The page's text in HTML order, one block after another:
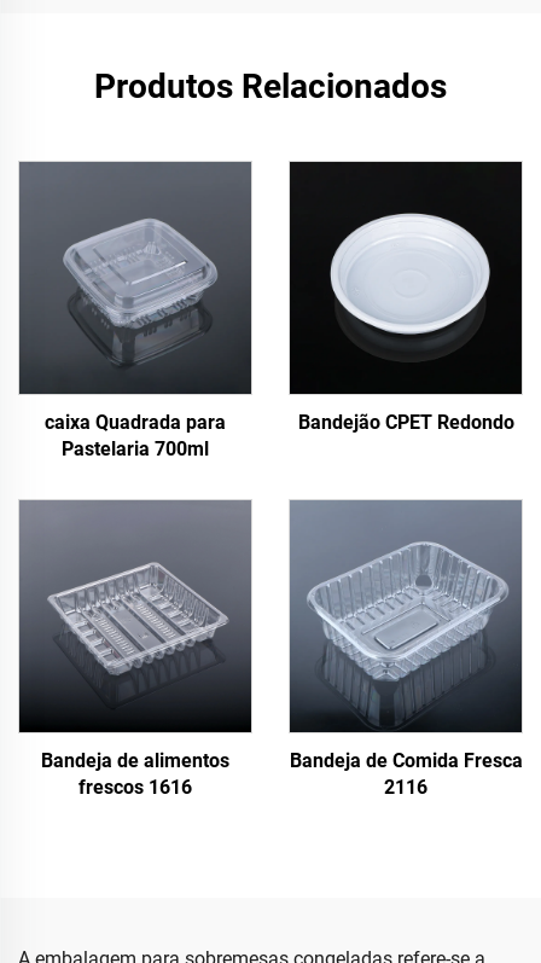
Produtos Relacionados
caixa Quadrada para
Pastelaria 700ml
Bandejão CPET Redondo
Bandeja de alimentos
frescos 1616
Bandeja de Comida Fresca
2116